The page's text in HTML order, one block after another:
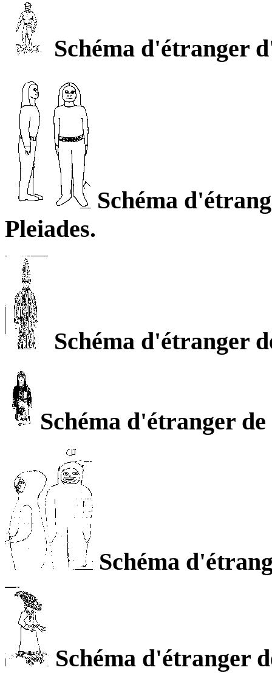
Schéma d'étranger
Schéma
Pleiades.
Schéma d'étranger
Schéma d'étranger
Schéma
Schéma d'étranger